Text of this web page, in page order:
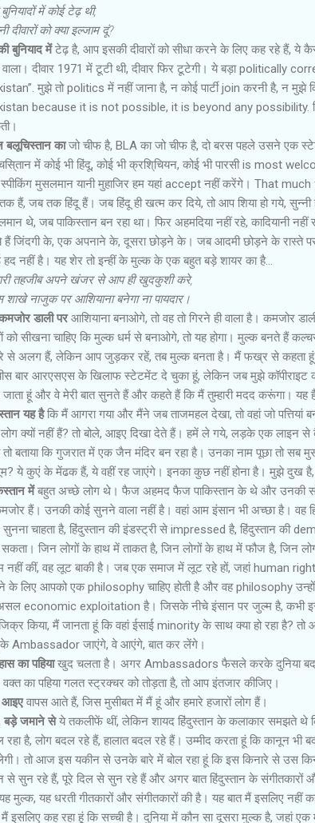
बुनियादों में कोई टेढ़ थी,
दीवारों को क्या इल्‍जाम दूं?
बुनियाद मेंटेढ़ है, आप इसकी दीवारों को सीधा करने के लिए कह रहे हैं, ये
वाला। दीवार 1971 में टूटी थी, दीवार फिर टूटेगी। ये बड़ा politically
मुझे तो politics में नहीं जाना है, न कोई पार्टी join करनी है, न
because it is not possible, it is beyond any possibility.
काजो चीफ है, BLA का जो चीफ है, दो बरस पहले उसने एक
में कोई भी हिंदू, कोई भी क्रशि्चियन, कोई भी पारसी is most
स्‍पीकिंग मुसलमान यानी मुहाजिर हम यहां accept नहीं करेंगे। That
हैं, जब तक हिंदू हैं। जब हिंदू ही खत्म कर दिये, तो आप शिया हो गये, सुन्नी
थे, जब पाकिस्‍तान बन रहा था। फिर अहमदिया नहीं रहे, कादियानी
हैं जिंदगी के, एक अपनाने के, दूसरा छोड़ने के। जब आदमी छोड़ने के रास्‍ते पर
हद नहीं है। यह शेर तो इन्हीं के मुल्‍क के एक बहुत बड़े शायर का है…
तहजीब अपने खंजर से आप ही खुदकुशी करे,
शाखे नाजुक पर आशियाना बनेगा ना पायदार।
डाली परआशियाना बनाओगे, तो वह तो गिरने ही वाला है। कमजोर
को सीखना चाहिए कि मुल्‍क धर्म से बनाओगे, तो यह होगा। मुल्‍क बनते हैं
से अलग हैं, लेकिन आप जुड़कर रहें, तब मुल्‍क बनता है। मैं फख्र से कहता हूं
बार आरएसएस के खिलाफ स्‍टेटमेंट दे चुका हूं, लेकिन जब मुझे
जाता हूं और वे मेरी बात सुनते हैं और कहते हैं कि मैं तुम्‍हारी मदद करूंगा। यह है
यह हैकि मैं आगरा गया और मैंने जब ताजमहल देखा, तो वहां जो पत्तियां
क्‍यों नहीं हैं? तो बोले, आइए दिखा देते हैं। हमें ले गये, लड़के एक लाइन से
तो बताया कि गुजरात में एक जैन मंदिर बन रहा है। उनका नाम पूछा तो सब
ये कुएं के मेंढक हैं, ये वहीं रह जाएंगे। इनका कुछ नहीं होना है। मुझे दुख
मेंबहुत अच्छे लोग थे। फैज अहमद फैज पाकिस्‍तान के थे और उनकी
हैं। उनकी कोई सुनने वाला नहीं है। वहां आम इंसान भी अच्छा है। वह
सुनना चाहता है, हिंदुस्‍तान की इंडस्‍ट्री से impressed है, हिंदुस्‍तान की
जिन लोगों के हाथ में ताकत है, जिन लोगों के हाथ में फौज है, जिन लोगों
नहीं कीं, वह लूट बाकी है। जब एक समाज में लूट रहे हों, जहां human
के लिए आपको एक philosophy चाहिए होती है और वह philosophy
economic exploitation है। जिसके नीचे इंसान पर जुल्‍म है, कभी
किया, मैं जानता हूं कि वहां ईसाई minority के साथ क्या हो रहा है?
Ambassador जाएंगे, वे आएंगे, बात कर लेंगे।
का पहियाखुद चलता है। अगर Ambassadors फैसले करके दुनिया बदल
का पहिया गलत स्‍ट्रक्‍चर को तोड़ता है, तो आप इंतजार कीजिए।
वापस आते हैं, जिस मुसीबत में मैं हूं और हमारे हजारों लोग हैं।
बड़े जमाने सेये तकलीफें थीं, लेकिन शायद हिंदुस्‍तान के कलाकार समझते थे
रहा है, लोग बदल रहे हैं, हालात बदल रहे हैं। उम्‍मीद करता हूं कि कानून भी
तो आज इस यकीन से उनके बारे में बोल रहा हूं कि इस किनारे से उस
से सुन रहे हैं, पूरे दिल से सुन रहे हैं और अगर बात हिंदुस्‍तान के संगीतकारों और
मुल्‍क, यह धरती गीतकारों और संगीतकारों की है। यह बात मैं इसलिए नहीं
मैं इसलिए कह रहा हूं कि सच्ची है। दुनिया में कौन सा दूसरा मुल्‍क है, जहां